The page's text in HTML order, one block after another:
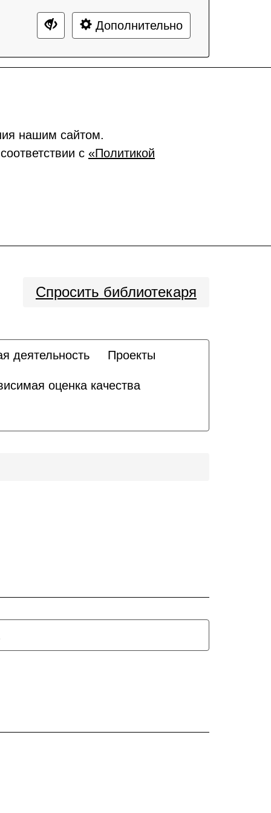
Дополнительно
нашим сайтом.
с «Политикой
Спросить библиотекаря
деятельность Проекты
оценка качества